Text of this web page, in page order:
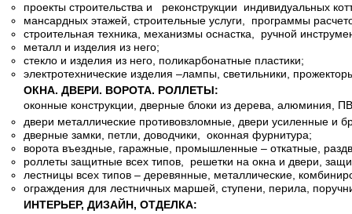
проекты строительства и реконструкции индивидуальных
мансардных этажей, строительные услуги, программы
строительная техника, механизмы оснастка, ручной
металл и изделия из него;
стекло и изделия из него, поликарбонатные пластики;
электротехнические изделия –лампы, светильники,
ОКНА. ДВЕРИ. ВОРОТА. РОЛЛЕТЫ:
оконные конструкции, дверные блоки из дерева, алюминия,
двери металлические противовзломные, двери усиленные и
дверные замки, петли, доводчики, оконная фурнитура;
ворота въездные, гаражные, промышленные – откатные,
роллеты защитные всех типов, решетки на окна и двери,
лестницы всех типов – деревянные, металлические,
ограждения для лестничных маршей, ступени, перила,
ИНТЕРЬЕР, ДИЗАЙН, ОТДЕЛКА: